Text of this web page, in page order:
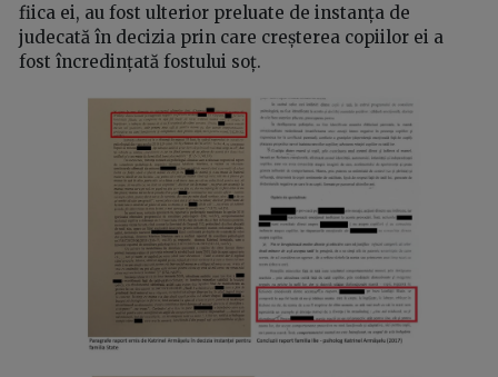
fiica ei, au fost ulterior preluate de instanța de
judecată în decizia prin care creșterea copiilor ei a
fost încredințată fostului soț.